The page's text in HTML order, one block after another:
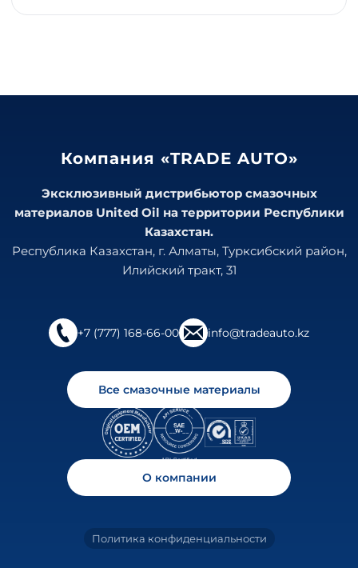
Компания «TRADE AUTO»
Эксклюзивный дистрибьютор смазочных
материалов United Oil на территории Республики
Казахстан.
Республика Казахстан, г. Алматы, Турксибский район,
Илийский тракт, 31
+7 (777) 168-66-00 info@tradeauto.kz
Все смазочные материалы
О компании
Политика конфиденциальности